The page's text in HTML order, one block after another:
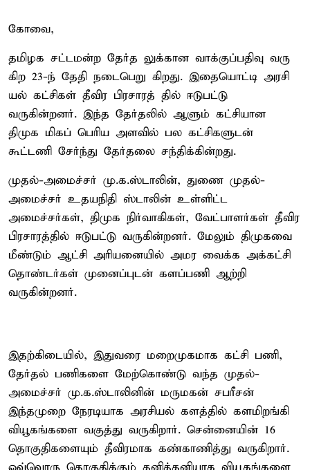
கோவை,
தமிழக சட்டமன்ற தேர்த லுக்கான வாக்குப்பதிவு வரு
கிற 23-ந் தேதி நடைபெறு கிறது. இதையொட்டி அரசி
யல் கட்சிகள் தீவிர பிரசாரத் தில் ஈடுபட்டு
வருகின்றனர். இந்த தேர்தலில் ஆளும் கட்சியான
திமுக மிகப் பெரிய அளவில் பல கட்சிகளுடன்
கூட்டணி சேர்ந்து தேர்தலை சந்திக்கின்றது.
முதல்-அமைச்சர் மு.க.ஸ்டாலின், துணை முதல்-
அமைச்சர் உதயநிதி ஸ்டாலின் உள்ளிட்ட
அமைச்சர்கள், திமுக நிர்வாகிகள், வேட்பாளர்கள் தீவிர
பிரசாரத்தில் ஈடுபட்டு வருகின்றனர். மேலும் திமுகவை
மீண்டும் ஆட்சி அரியனையில் அமர வைக்க அக்கட்சி
தொண்டர்கள் முனைப்புடன் களப்பணி ஆற்றி
வருகின்றனர்.
இதற்கிடையில், இதுவரை மறைமுகமாக கட்சி பணி,
தேர்தல் பணிகளை மேற்கொண்டு வந்த முதல்-
அமைச்சர் மு.க.ஸ்டாலினின் மருமகன் சபரீசன்
இந்தமுறை நேரடியாக அரசியல் களத்தில் களமிறங்கி
வியூகங்களை வகுத்து வருகிறார். சென்னையின் 16
தொகுதிகளையும் தீவிரமாக கண்காணித்து வருகிறார்.